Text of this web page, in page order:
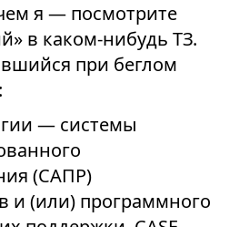
я — посмотрите
в каком-нибудь ТЗ.
при беглом
— системы
(САПР)
и (или) программного